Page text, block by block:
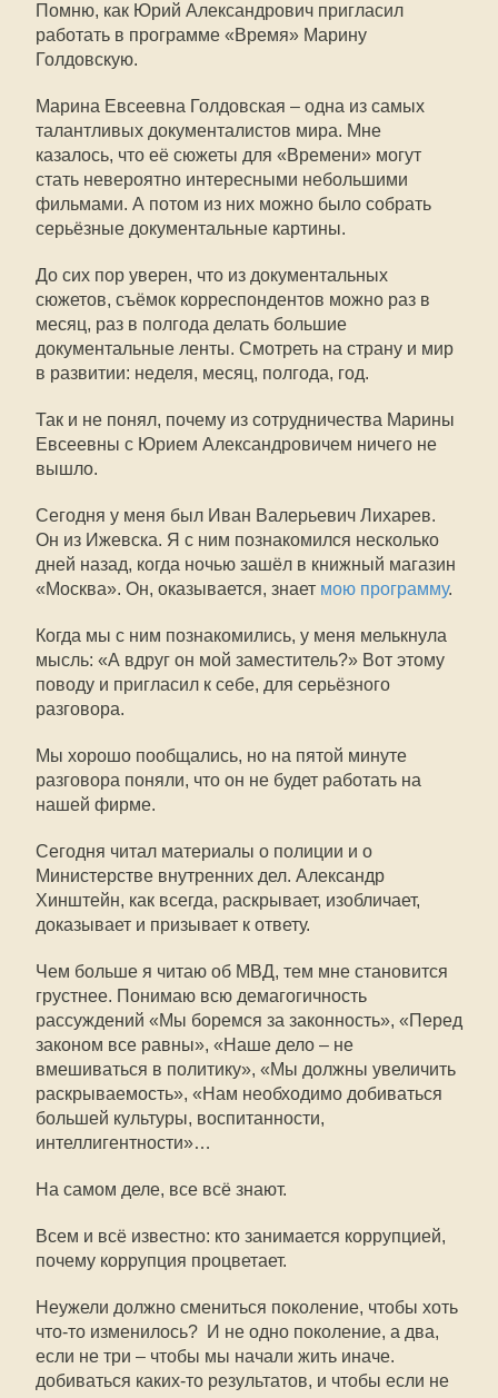
Помню, как Юрий Александрович пригласил
работать в программе «Время» Марину
Голдовскую.
Марина Евсеевна Голдовская – одна из самых
талантливых документалистов мира. Мне
казалось, что её сюжеты для «Времени» могут
стать невероятно интересными небольшими
фильмами. А потом из них можно было собрать
серьёзные документальные картины.
До сих пор уверен, что из документальных
сюжетов, съёмок корреспондентов можно раз в
месяц, раз в полгода делать большие
документальные ленты. Смотреть на страну и мир
в развитии: неделя, месяц, полгода, год.
Так и не понял, почему из сотрудничества Марины
Евсеевны с Юрием Александровичем ничего не
вышло.
Сегодня у меня был Иван Валерьевич Лихарев.
Он из Ижевска. Я с ним познакомился несколько
дней назад, когда ночью зашёл в книжный магазин
«Москва». Он, оказывается, знает мою программу.
Когда мы с ним познакомились, у меня мелькнула
мысль: «А вдруг он мой заместитель?» Вот этому
поводу и пригласил к себе, для серьёзного
разговора.
Мы хорошо пообщались, но на пятой минуте
разговора поняли, что он не будет работать на
нашей фирме.
Сегодня читал материалы о полиции и о
Министерстве внутренних дел. Александр
Хинштейн, как всегда, раскрывает, изобличает,
доказывает и призывает к ответу.
Чем больше я читаю об МВД, тем мне становится
грустнее. Понимаю всю демагогичность
рассуждений «Мы боремся за законность», «Перед
законом все равны», «Наше дело – не
вмешиваться в политику», «Мы должны увеличить
раскрываемость», «Нам необходимо добиваться
большей культуры, воспитанности,
интеллигентности»…
На самом деле, все всё знают.
Всем и всё известно: кто занимается коррупцией,
почему коррупция процветает.
Неужели должно смениться поколение, чтобы хоть
что-то изменилось? И не одно поколение, а два,
если не три – чтобы мы начали жить иначе.
добиваться каких-то результатов, и чтобы если не